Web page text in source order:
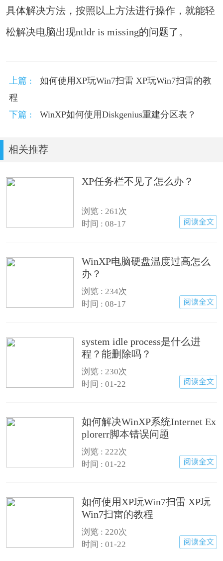
具体解决方法，按照以上方法进行操作，就能轻
松解决电脑出现ntldr is missing的问题了。
上篇 :
如何使用XP玩Win7扫雷 XP玩Win7扫雷的教
程
下篇 :
WinXP如何使用Diskgenius重建分区表？
相关推荐
XP任务栏不见了怎么办？
浏览 : 261次
时间 : 08-17
WinXP电脑硬盘温度过高怎么
办？
浏览 : 234次
时间 : 08-17
system idle process是什么进
程？能删除吗？
浏览 : 230次
时间 : 01-22
如何解决WinXP系统Internet Ex
plorerr脚本错误问题
浏览 : 222次
时间 : 01-22
如何使用XP玩Win7扫雷 XP玩
Win7扫雷的教程
浏览 : 220次
时间 : 01-22